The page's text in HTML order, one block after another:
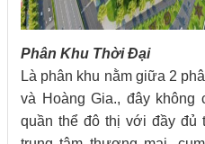
Phân Khu Thời Đại
Là phân khu nằm giữa 2
và Hoàng Gia., đây
quần thể đô thị với đầy đủ